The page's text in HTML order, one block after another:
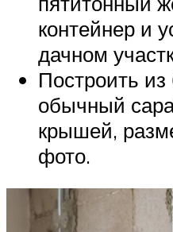
контейнер и
дачном
Построить из
обычный
крышей,
фото.